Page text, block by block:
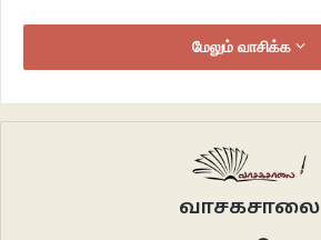
புளியங்கிளைகளில் அமர்ந்து பறக்கும்
கொண்டலாத்திகளின் பாடல்களில்
மேலும் வாசிக்க
வாசகசாலை